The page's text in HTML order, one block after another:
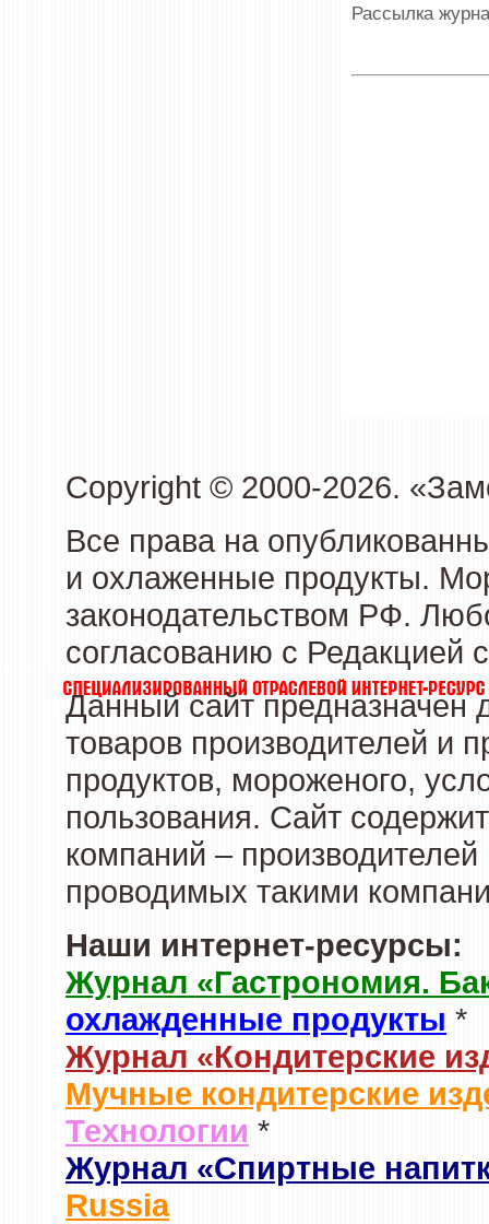
Рассылка
Copyright © 2000-2026.
Все права на
и охлаженные продукты.
законодательством РФ.
согласованию с Редакцией
Данный сайт предназначен
товаров производителей и
продуктов, мороженого,
пользования. Сайт
компаний –
проводимых такими
Наши интернет-ресурсы:
Журнал «Гастрономия.
охлажденные продукты *
Журнал «Кондитерские
Мучные кондитерские
Технологии *
Журнал «Спиртные
Russia